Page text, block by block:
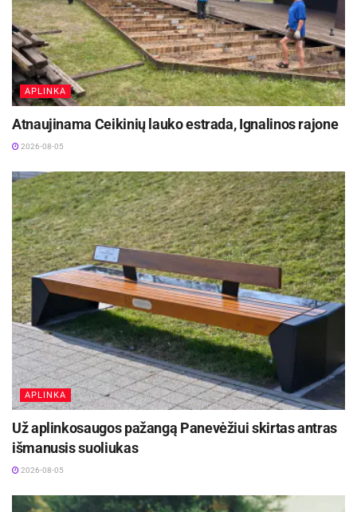
Rokiškio rajono savivaldybė pažymi, kad
išmaniosios technikos diegimas yra ilgalaikė
kryptis, leidžianti gerinti aplinkos priežiūros
kokybę ir racionaliai naudoti turimus išteklius.
APLINKA
Atnaujinama Ceikinių lauko estrada, Ignalinos rajone
2026-08-05
APLINKA
Už aplinkosaugos pažangą Panevėžiui skirtas antras
išmanusis suoliukas
2026-08-05